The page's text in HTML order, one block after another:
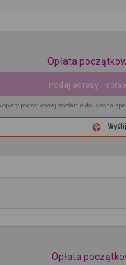
Opłata
Podaj adresy i
opłaty początkowej zostanie doliczona
Opłata